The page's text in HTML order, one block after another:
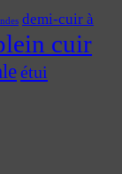
demi-cuir à
cuir
étui